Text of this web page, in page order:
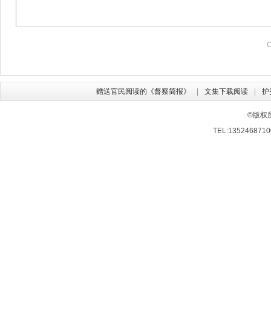
赠送官民阅读的《督察简报》 文集下载阅读 护
©版权